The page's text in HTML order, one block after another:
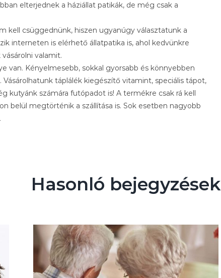
elterjednek a háziállat patikák, de még csak a
kell csüggednünk, hiszen ugyanúgy választatunk a
interneten is elérhető állatpatika is, ahol kedvünkre
valamit.
van. Kényelmesebb, sokkal gyorsabb és könnyebben
táplálék kiegészítő vitamint, speciális tápot,
kutyánk számára futópadot is! A termékre csak rá kell
belül megtörténik a szállítása is. Sok esetben nagyobb
Hasonló bejegyzések